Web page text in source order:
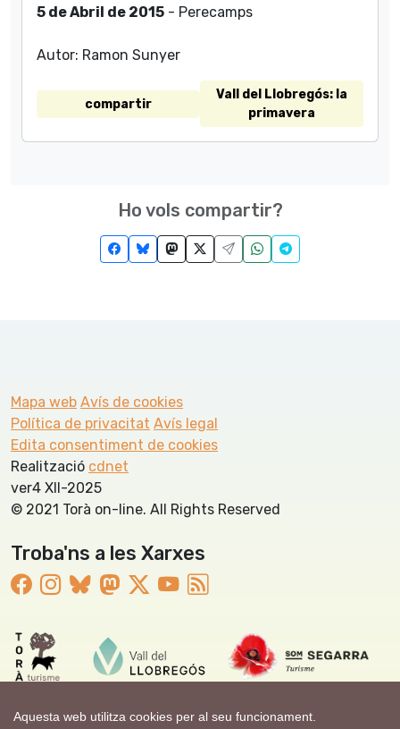
Aquesta web utilitza cookies per al seu funcionament.
5 de Abril de 2015 - Perecamps
Autor: Ramon Sunyer
compartir
Vall del Llobregós: la
primavera
Ho vols compartir?
Mapa web Avís de cookies
Política de privacitat Avís legal
Edita consentiment de cookies
Realització cdnet
ver4 XII-2025
© 2021 Torà on-line. All Rights Reserved
Troba'ns a les Xarxes